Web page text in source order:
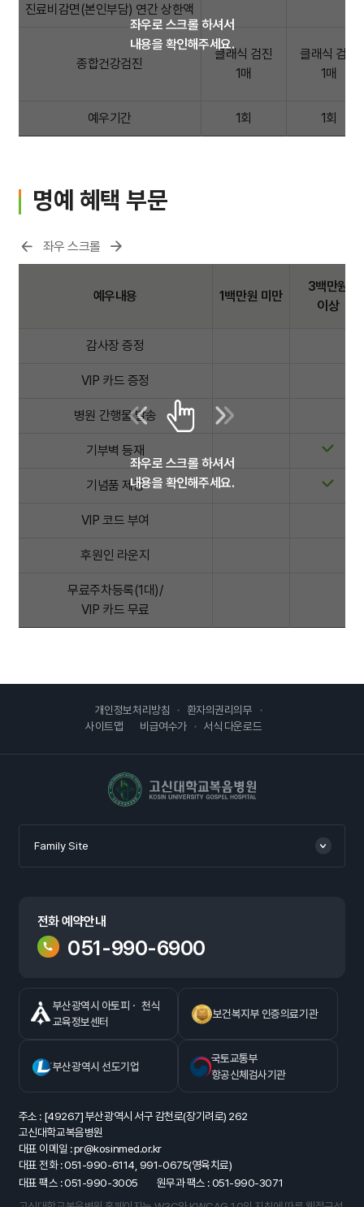
좌우로 스크롤 하셔서
내용을 확인해주세요.
진료비감면(본인부담) 연간 상한액
종합건강검진
클래식 검진
1매
클래식 검진
1매
예우기간 1회 1회
명예 혜택 부문
좌우 스크롤
좌우로 스크롤 하셔서
내용을 확인해주세요.
예우내용 1백만원 미만
3백만원
이상
감사장 증정
VIP 카드 증정
병원 간행물 발송
기부벽 등재
기념품 제공
VIP 코드 부여
후원인 라운지
무료주차등록(1대)/
VIP 카드 무료
개인정보처리방침
환자의권리의무
사이트맵
비급여수가 서식 다운로드
Family Site
전화 예약안내
051-990-6900
부산광역시 아토피ㆍ 천식
교육정보센터
보건복지부 인증의료기관
부산광역시 선도기업
국토교통부
항공신체검사기관
주소 : [49267] 부산광역시 서구 감천로(장기려로) 262
고신대학교복음병원
대표 이메일 : pr@kosinmed.or.kr
대표 전화 : 051-990-6114, 991-0675(영육치료)
대표 팩스 : 051-990-3005
원무과 팩스 : 051-990-3071